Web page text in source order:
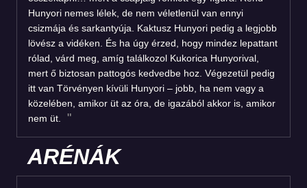
Hunyori nemes lélek, de nem véletlenül van ennyi
csizmája és sarkantyúja. Kaktusz Hunyori pedig a legjobb
lövész a vidéken. És ha úgy érzed, hogy mindez lepattant
rólad, várd meg, amíg találkozol Kukorica Hunyorival,
mert ő biztosan pattogós kedvedbe hoz. Végezetül pedig
itt van Törvényen kívüli Hunyori – jobb, ha nem vagy a
közelében, amikor üt az óra, de igazából akkor is, amikor
nem üt.
ARÉNÁK